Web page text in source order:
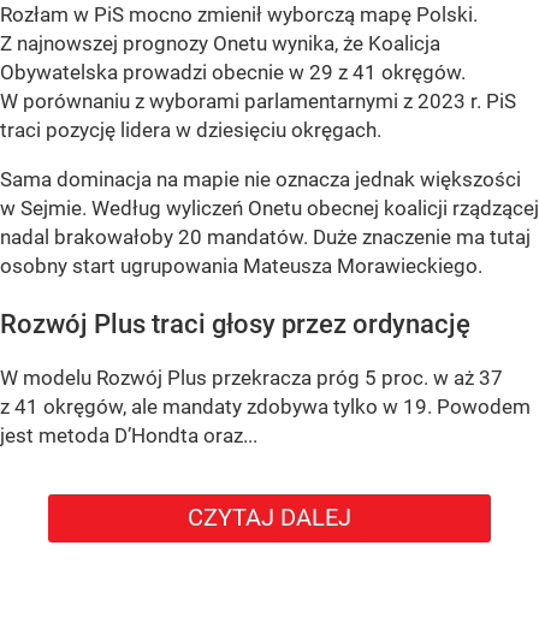
Rozłam w PiS mocno zmienił wyborczą mapę Polski.
Z najnowszej prognozy Onetu wynika, że Koalicja
Obywatelska prowadzi obecnie w 29 z 41 okręgów.
W porównaniu z wyborami parlamentarnymi z 2023 r. PiS
traci pozycję lidera w dziesięciu okręgach.
Sama dominacja na mapie nie oznacza jednak większości
w Sejmie. Według wyliczeń Onetu obecnej koalicji rządzącej
nadal brakowałoby 20 mandatów. Duże znaczenie ma tutaj
osobny start ugrupowania Mateusza Morawieckiego.
Rozwój Plus traci głosy przez ordynację
W modelu Rozwój Plus przekracza próg 5 proc. w aż 37
z 41 okręgów, ale mandaty zdobywa tylko w 19. Powodem
jest metoda D’Hondta oraz...
CZYTAJ DALEJ